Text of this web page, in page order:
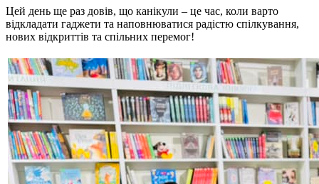
Цей день ще раз довів, що канікули – це час, коли варто
відкладати гаджети та наповнюватися радістю спілкування,
нових відкриттів та спільних перемог!